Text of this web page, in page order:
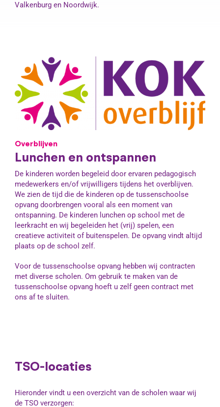
Valkenburg en Noordwijk.
Overblijven
Lunchen en ontspannen
De kinderen worden begeleid door ervaren pedagogisch
medewerkers en/of vrijwilligers tijdens het overblijven.
We zien de tijd die de kinderen op de tussenschoolse
opvang doorbrengen vooral als een moment van
ontspanning. De kinderen lunchen op school met de
leerkracht en wij begeleiden het (vrij) spelen, een
creatieve activiteit of buitenspelen. De opvang vindt altijd
plaats op de school zelf.
Voor de tussenschoolse opvang hebben wij contracten
met diverse scholen. Om gebruik te maken van de
tussenschoolse opvang hoeft u zelf geen contract met
ons af te sluiten.
TSO-locaties
Hieronder vindt u een overzicht van de scholen waar wij
de TSO verzorgen: